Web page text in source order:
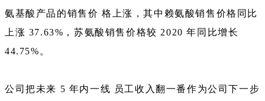
氨基酸产品的销售价 格上涨，其中赖氨酸销售价格同比
上涨 37.63%，苏氨酸销售价格较 2020 年同比增长
44.75%。
公司把未来 5 年内一线 员工收入翻一番作为公司下一步